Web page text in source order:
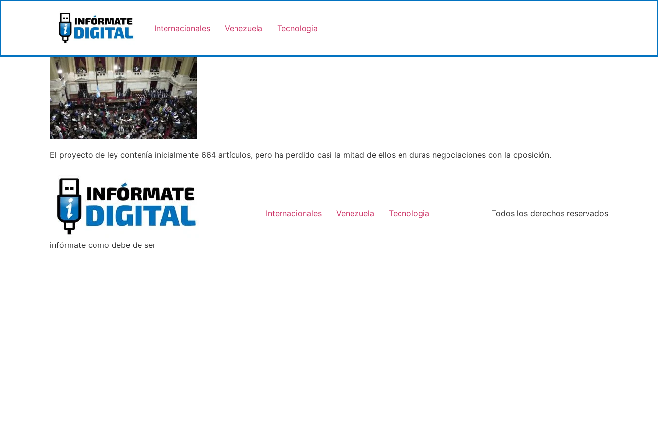
Internacionales Venezuela Tecnologia
El proyecto de ley contenía inicialmente 664 artículos, pero ha perdido casi la mitad de ellos en duras negociaciones con la oposición.
infórmate como debe de ser
Internacionales Venezuela Tecnologia Todos los derechos reservados